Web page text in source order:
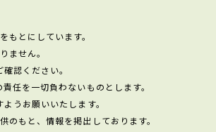
とにしています。
ません。
認ください。
任を一切負わないものとします。
うお願いいたします。
もと、情報を掲出しております。